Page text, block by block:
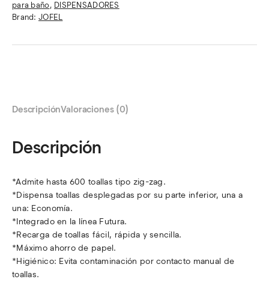
para baño, DISPENSADORES
Brand: JOFEL
DescripciónValoraciones (0)
Descripción
*Admite hasta 600 toallas tipo zig-zag.
*Dispensa toallas desplegadas por su parte inferior, una a
una: Economía.
*Integrado en la línea Futura.
*Recarga de toallas fácil, rápida y sencilla.
*Máximo ahorro de papel.
*Higiénico: Evita contaminación por contacto manual de
toallas.